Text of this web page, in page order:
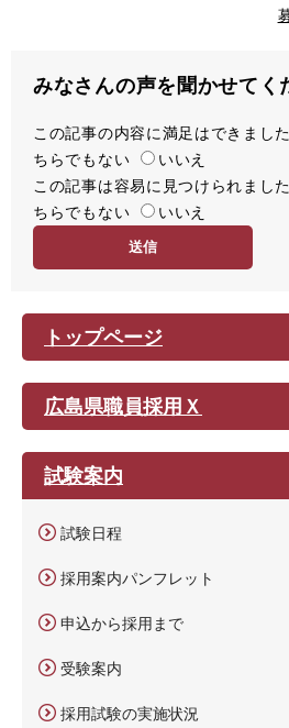
みなさんの声を聞かせてく
満
足
度
この記事の内容に満足はできま
ちらでもない
いいえ
容
易
この記事は容易に見つけられま
ちらでもない
いいえ
トップページ
広島県職員採用Ｘ
試験案内
試験日程
採用案内パンフレット
申込から採用まで
受験案内
採用試験の実施状況